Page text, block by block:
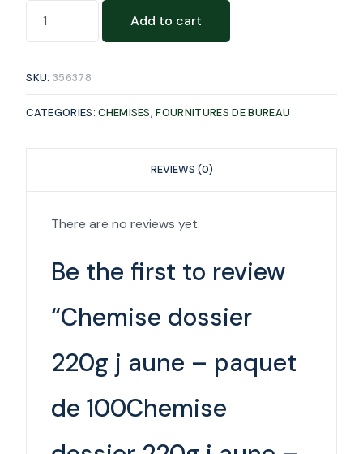
Add to cart
SKU:356378
CATEGORIES:CHEMISES,FOURNITURES DE BUREAU
REVIEWS (0)
There are no reviews yet.
Be the first to review
“Chemise dossier
220g j aune – paquet
de 100Chemise